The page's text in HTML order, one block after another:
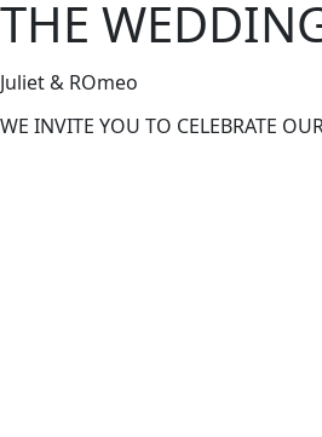
THE
Juliet & ROmeo
WE INVITE YOU TO CELEBRATE